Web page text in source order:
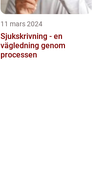
11 mars 2024
Sjukskrivning - en
vägledning genom
processen